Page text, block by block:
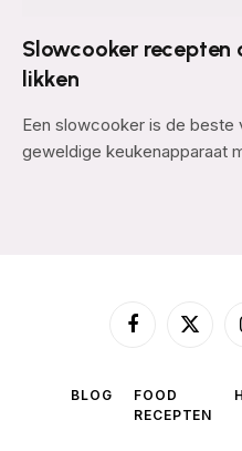
Slowcooker
likken
Een slowcooker is de beste
geweldige keukenapparaat
Facebook
X
BLOG
FOOD
RECEPTEN